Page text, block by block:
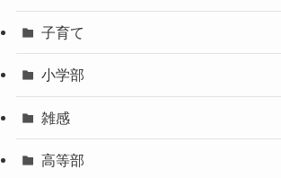
子育て
小学部
雑感
高等部